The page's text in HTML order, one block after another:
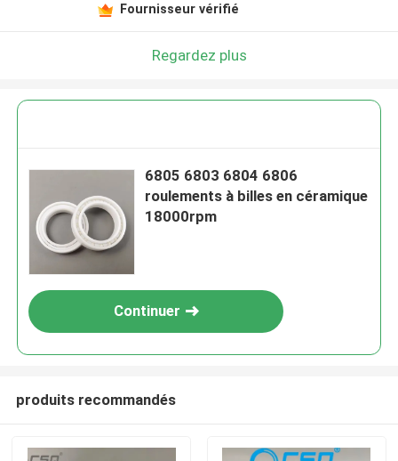
Fournisseur vérifié
Regardez plus
6805 6803 6804 6806
roulements à billes en céramique
18000rpm
Continuer
produits recommandés